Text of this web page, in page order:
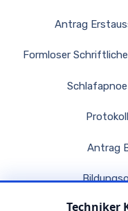
Antrag
Formloser
Antrag
Techniker